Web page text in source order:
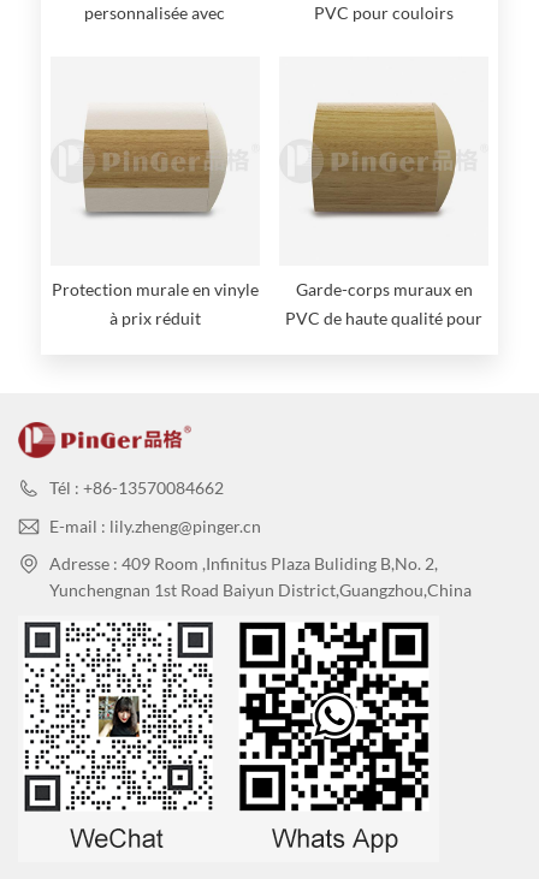
personnalisée avec
PVC pour couloirs
Protection murale en vinyle
à prix réduit
Garde-corps muraux en
PVC de haute qualité pour
Tél : +86-13570084662
E-mail : lily.zheng@pinger.cn
Adresse : 409 Room ,Infinitus Plaza Buliding B,No. 2,
Yunchengnan 1st Road Baiyun District,Guangzhou,China